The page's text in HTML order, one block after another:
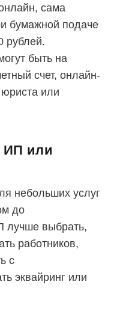
сама
бумажной подаче
рублей.
быть на
счет, онлайн-
юриста или
ИП или
небольших услуг
до
лучше выбрать,
работников,
с
эквайринг или